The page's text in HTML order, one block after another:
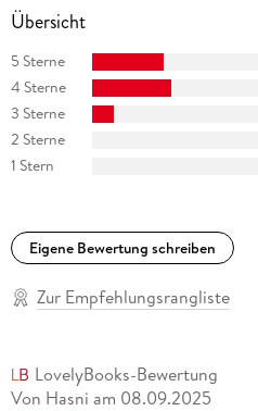
Übersicht
5 Sterne
4 Sterne
3 Sterne
2 Sterne
1 Stern
Eigene Bewertung schreiben
Zur Empfehlungsrangliste
LovelyBooks-Bewertung
Von Hasni am 08.09.2025